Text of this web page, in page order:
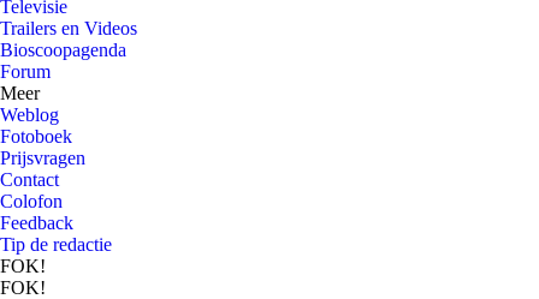
Televisie
Trailers en Videos
Bioscoopagenda
Forum
Meer
Weblog
Fotoboek
Prijsvragen
Contact
Colofon
Feedback
Tip de redactie
FOK!
FOK!